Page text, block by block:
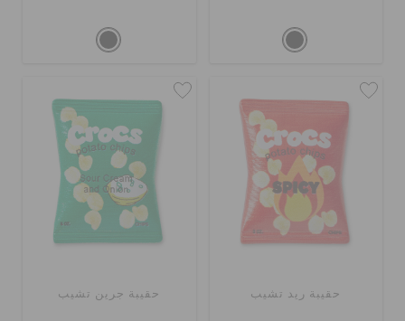
حقيبة ريد تشيب حقيبة جرين تشيب